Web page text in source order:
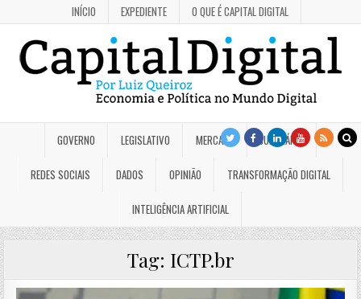
INÍCIO EXPEDIENTE O QUE É CAPITAL DIGITAL
GOVERNO LEGISLATIVO MERCADO JUDICIÁRIO
REDES SOCIAIS DADOS OPINIÃO TRANSFORMAÇÃO DIGITAL
INTELIGÊNCIA ARTIFICIAL
Tag: ICTP.br